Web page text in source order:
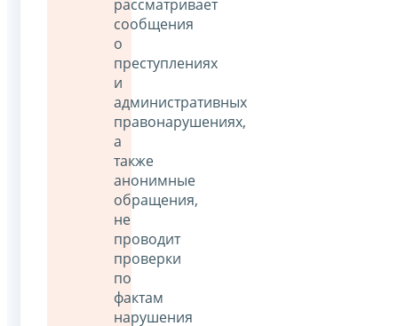
рассматривает
сообщения
о
преступлениях
и
административных
правонарушениях,
а
также
анонимные
обращения,
не
проводит
проверки
по
фактам
нарушения